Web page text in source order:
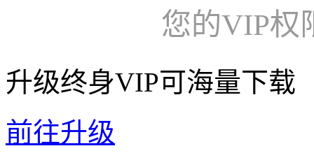
您的VIP权
升级终身VIP可海量下载
前往升级